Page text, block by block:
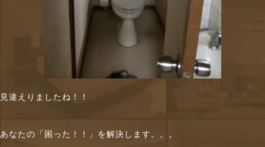
見違えりましたね！！
あなたの「困った！！」を解決します。。。